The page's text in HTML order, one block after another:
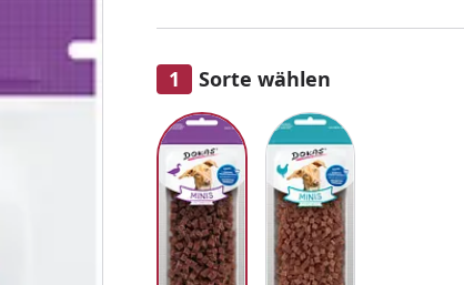
Sorte wählen
Alle anzeigen (2)